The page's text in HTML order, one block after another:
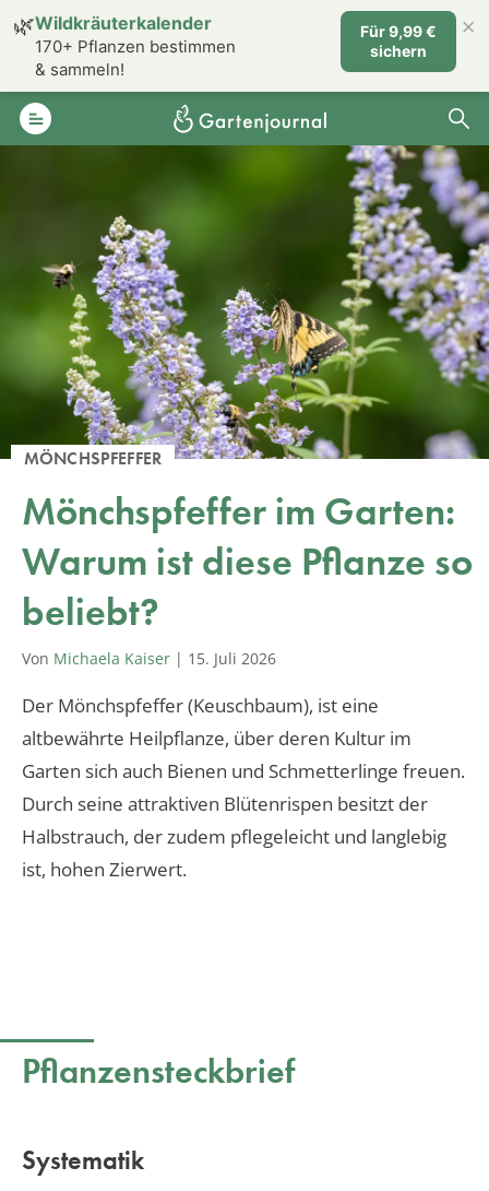
MÖNCHSPFEFFER
Mönchspfeffer im Garten:
Warum ist diese Pflanze so
beliebt?
Von Michaela Kaiser | 15. Juli 2026
Der Mönchspfeffer (Keuschbaum), ist eine
altbewährte Heilpflanze, über deren Kultur im
Garten sich auch Bienen und Schmetterlinge freuen.
Durch seine attraktiven Blütenrispen besitzt der
Halbstrauch, der zudem pflegeleicht und langlebig
ist, hohen Zierwert.
Pflanzensteckbrief
Systematik
🌿Wildkräuterkalender
170+ Pflanzen bestimmen
& sammeln!
Für 9,99 €
sichern
×